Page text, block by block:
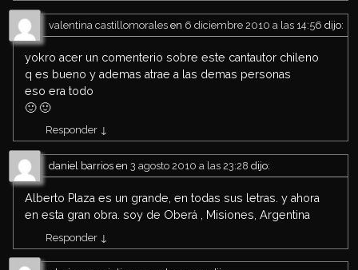
valentina castillomorales en 6 diciembre 2010 a las 14:56 dijo:
yokro acer un comenterio sobre este cantautor chileno
q es bueno y ademas atrae a las demas personas
eso era todo
🙂 🙂
Responder ↓
daniel barrios en 3 agosto 2010 a las 23:28 dijo:
Alberto Plaza es un grande, en todas sus letras. y ahora
en esta gran obra. soy de Oberá , Misiones, Argentina
Responder ↓